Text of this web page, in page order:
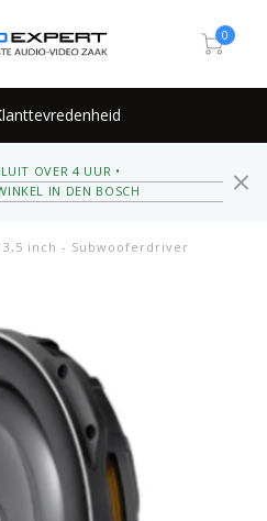
0
OVER 4 UUR •
IN DEN BOSCH
inch - Subwooferdriver